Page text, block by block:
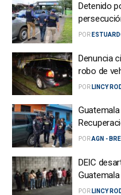
Detenido
POR
Denuncia
robo de
POR LINCY
PORAGN -
DEIC
Guatemala
POR LINCY